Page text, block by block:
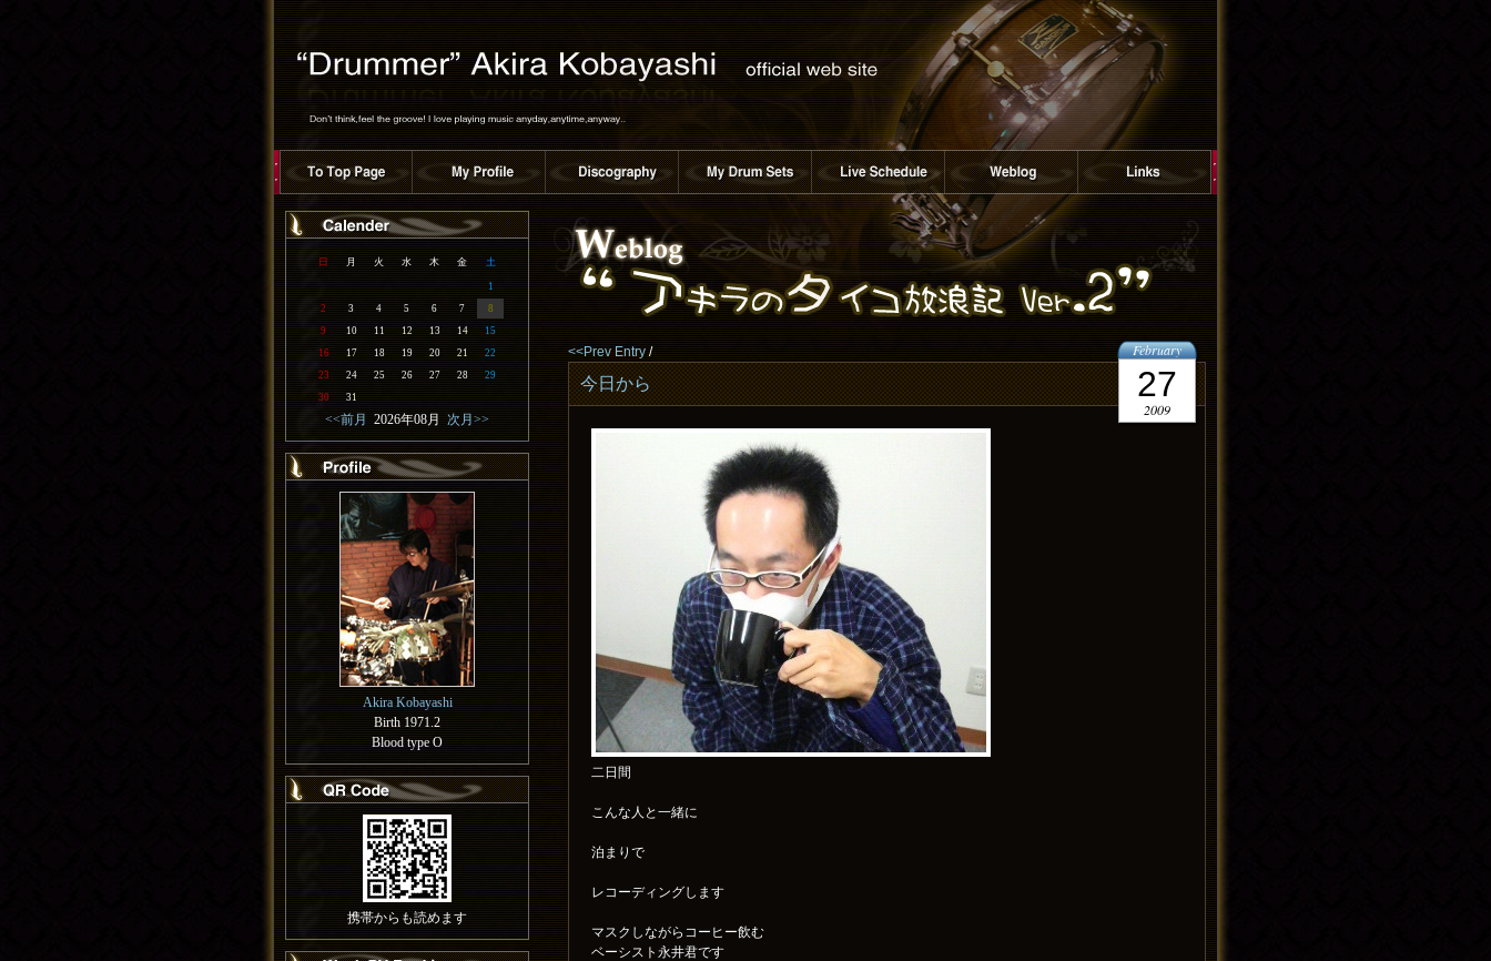
<<Prev Entry /
今日から
February
27
2009
二日間
こんな人と一緒に
泊まりで
レコーディングします
マスクしながらコーヒー飲む
ベーシスト永井君です
日 月 火 水 木 金 土
1
2
3 4 5 6 7
8
9
10 11 12 13 14
15
16
17 18 19 20 21
22
23
24 25 26 27 28
29
30
31
<<前月 2026年08月 次月>>
Akira Kobayashi
Birth 1971.2
Blood type O
携帯からも読めます